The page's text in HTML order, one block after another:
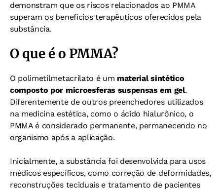
demonstram que os riscos relacionados ao PMMA
superam os benefícios terapêuticos oferecidos pela
substância.
O que é o PMMA?
O polimetilmetacrilato é um material sintético
composto por microesferas suspensas em gel.
Diferentemente de outros preenchedores utilizados
na medicina estética, como o ácido hialurônico, o
PMMA é considerado permanente, permanecendo no
organismo após a aplicação.
Inicialmente, a substância foi desenvolvida para usos
médicos específicos, como correção de deformidades,
reconstruções teciduais e tratamento de pacientes